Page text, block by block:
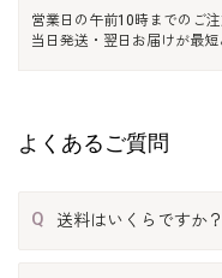
営業日の午前10時までのご注
当日発送・翌日お届けが最短
よくあるご質問
Q 送料はいくらですか？